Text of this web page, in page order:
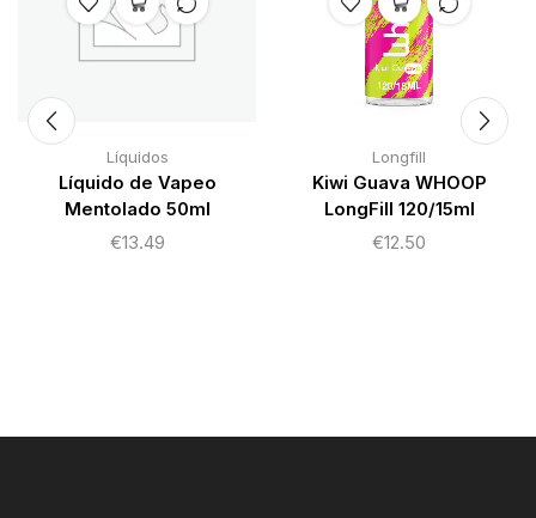
Líquidos
Líquido de Vapeo
Mentolado 50ml
€13.49
Longfill
Kiwi Guava WHOOP
LongFill 120/15ml
€12.50